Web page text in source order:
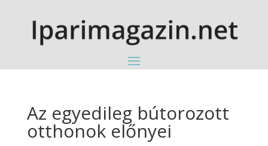
Az egyedileg bútorozott
otthonok előnyei